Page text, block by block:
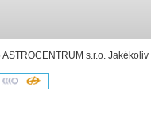
s.r.o.